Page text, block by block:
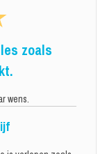
zoals
wens.